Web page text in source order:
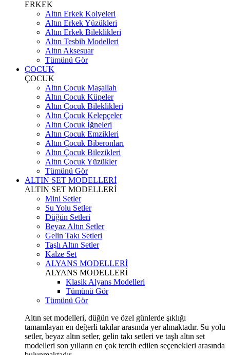
ERKEK
Altın Erkek Kolyeleri
Altın Erkek Yüzükleri
Altın Erkek Bileklikleri
Altın Tesbih Modelleri
Altın Aksesuar
Tümünü Gör
ÇOCUK
ÇOCUK
Altın Çocuk Maşallah
Altın Çocuk Küpeler
Altın Çocuk Bileklikleri
Altın Çocuk Kelepçeler
Altın Çocuk İğneleri
Altın Çocuk Emzikleri
Altın Çocuk Biberonları
Altın Çocuk Bilezikleri
Altın Çocuk Yüzükler
Tümünü Gör
ALTIN SET MODELLERİ
ALTIN SET MODELLERİ
Mini Setler
Su Yolu Setler
Düğün Setleri
Beyaz Altın Setler
Gelin Takı Setleri
Taşlı Altın Setler
Kalze Set
ALYANS MODELLERİ
ALYANS MODELLERİ
Klasik Alyans Modelleri
Tümünü Gör
Tümünü Gör
Altın set modelleri, düğün ve özel günlerde şıklığı
tamamlayan en değerli takılar arasında yer almaktadır. Su yolu
setler, beyaz altın setler, gelin takı setleri ve taşlı altın set
modelleri son yılların en çok tercih edilen seçenekleri arasında